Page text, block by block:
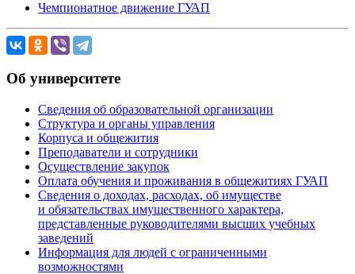
Чемпионатное движение ГУАП
Об университете
Сведения об образовательной организации
Структура и органы управления
Корпуса и общежития
Преподаватели и сотрудники
Осуществление закупок
Оплата обучения и проживания в общежитиях ГУАП
Сведения о доходах, расходах, об имуществе
и обязательствах имущественного характера,
представленные руководителями высших учебных
заведений
Информация для людей с ограниченными
возможностями